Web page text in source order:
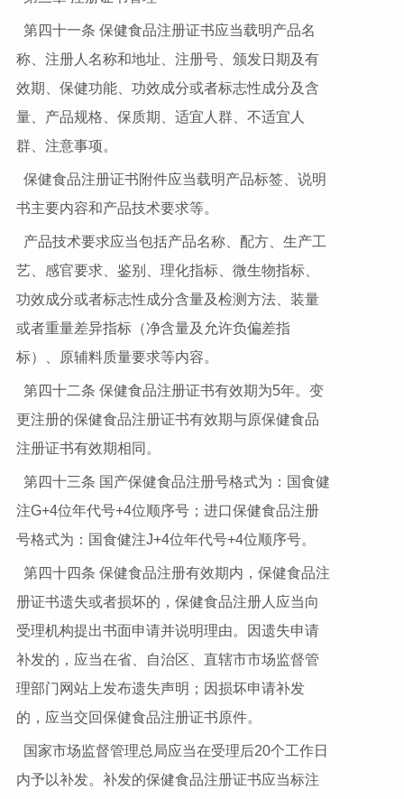
第四十一条 保健食品注册证书应当载明产品名
称、注册人名称和地址、注册号、颁发日期及有
效期、保健功能、功效成分或者标志性成分及含
量、产品规格、保质期、适宜人群、不适宜人
群、注意事项。
保健食品注册证书附件应当载明产品标签、说明
书主要内容和产品技术要求等。
产品技术要求应当包括产品名称、配方、生产工
艺、感官要求、鉴别、理化指标、微生物指标、
功效成分或者标志性成分含量及检测方法、装量
或者重量差异指标（净含量及允许负偏差指
标）、原辅料质量要求等内容。
第四十二条 保健食品注册证书有效期为5年。变
更注册的保健食品注册证书有效期与原保健食品
注册证书有效期相同。
第四十三条 国产保健食品注册号格式为：国食健
注G+4位年代号+4位顺序号；进口保健食品注册
号格式为：国食健注J+4位年代号+4位顺序号。
第四十四条 保健食品注册有效期内，保健食品注
册证书遗失或者损坏的，保健食品注册人应当向
受理机构提出书面申请并说明理由。因遗失申请
补发的，应当在省、自治区、直辖市市场监督管
理部门网站上发布遗失声明；因损坏申请补发
的，应当交回保健食品注册证书原件。
国家市场监督管理总局应当在受理后20个工作日
内予以补发。补发的保健食品注册证书应当标注